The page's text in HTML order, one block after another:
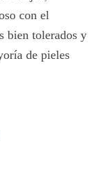
con el
bien tolerados y
de pieles